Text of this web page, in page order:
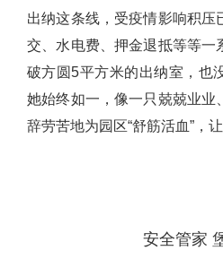
出纳这条线，受疫情影响积压
交、水电费、押金退抵等等一
破方圆5平方米的出纳室，也
她始终如一，像一只兢兢业业
辞劳苦地为园区“舒筋活血”，
安全管家